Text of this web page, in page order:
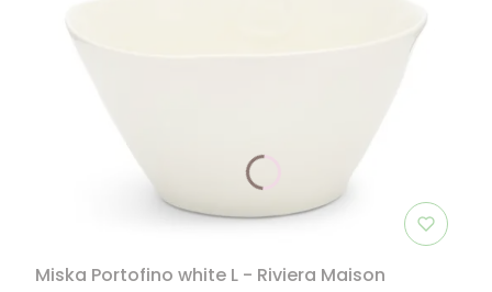
Miska Portofino white L - Riviera Maison